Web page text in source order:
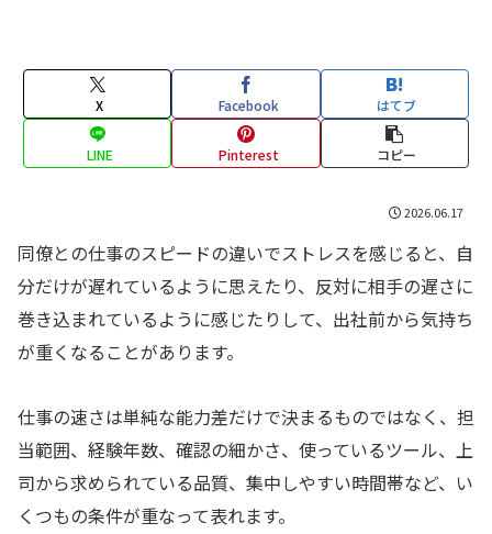
X Facebook はてブ
LINE Pinterest コピー
2026.06.17
同僚との仕事のスピードの違いでストレスを感じると、自
分だけが遅れているように思えたり、反対に相手の遅さに
巻き込まれているように感じたりして、出社前から気持ち
が重くなることがあります。
仕事の速さは単純な能力差だけで決まるものではなく、担
当範囲、経験年数、確認の細かさ、使っているツール、上
司から求められている品質、集中しやすい時間帯など、い
くつもの条件が重なって表れます。